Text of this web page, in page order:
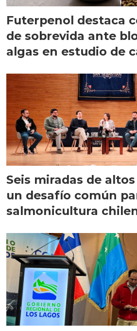
Futerpenol destaca
de sobrevida ante
algas en estudio de
Seis miradas de
un desafío común
salmonicultura